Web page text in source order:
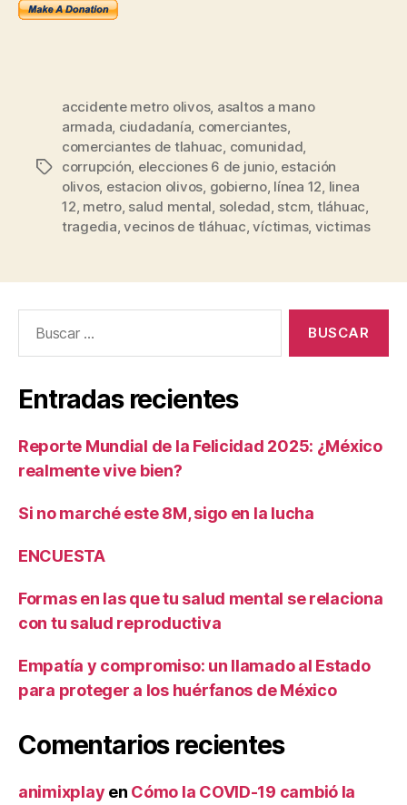
Etiquetas
accidente metro olivos, asaltos a mano
armada ciudadanía comerciantes,
comerciantes de tlahuac comunidad
corrupción elecciones 6 de junio, estación
olivos, estacion olivos gobierno, línea 12 linea
12 metro, salud mental soledad stcm tláhuac
tragedia ,vecinos de tláhuac ,víctimas, victimas
Entradas recientes
Reporte Mundial de la Felicidad 2025: ¿México
realmente vive bien?
Si no marché este 8M, sigo en la lucha
ENCUESTA
Formas en las que tu salud mental se relaciona
con tu salud reproductiva
Empatía y compromiso: un llamado al Estado
para proteger a los huérfanos de México
Comentarios recientes
animixplay en Cómo la COVID-19 cambió la